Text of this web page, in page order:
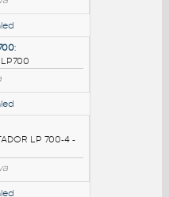
BLOKY
aventador
Aventador